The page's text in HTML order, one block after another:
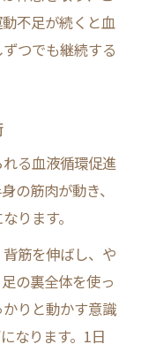
不足が続くと血
つでも継続する
る血液循環促進
の筋肉が動き、
ります。
筋を伸ばし、や
の裏全体を使っ
りと動かす意識
なります。1日